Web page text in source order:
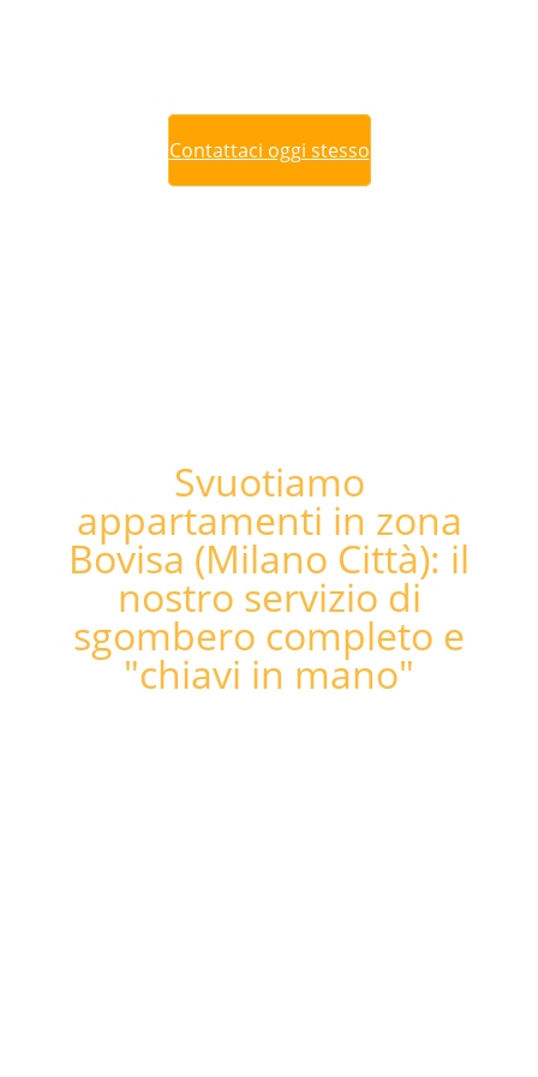
Contattaci oggi stesso
Svuotiamo
appartamenti in zona
Bovisa (Milano Città): il
nostro servizio di
sgombero completo e
"chiavi in mano"​